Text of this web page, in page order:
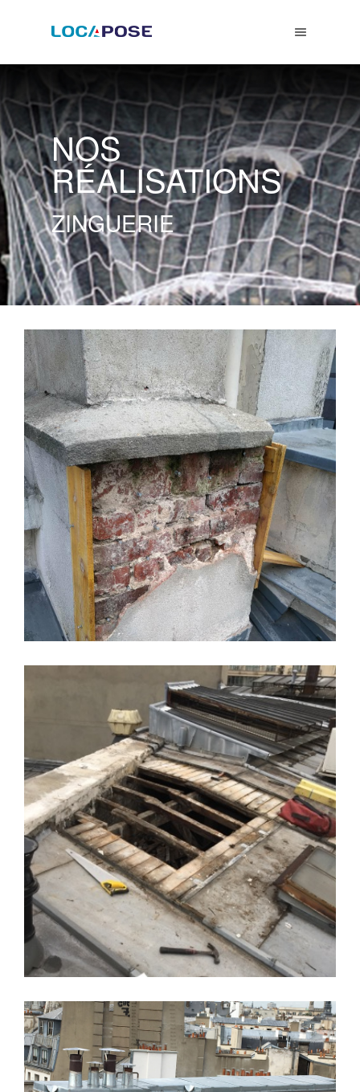
NOS
RÉALISATIONS
ZINGUERIE
REPRISE DE MAÇONNERIE ET ZINGAGE DE
CHEMINÉE
CHANTIER ZINGUERIE